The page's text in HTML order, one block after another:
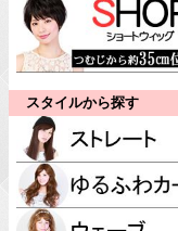
スタイルから探す